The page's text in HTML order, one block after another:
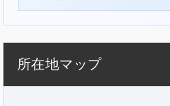
所在地マップ